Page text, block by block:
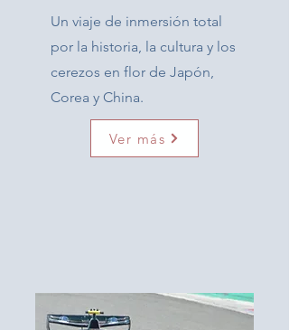
Un viaje de inmersión total
por la historia, la cultura y los
cerezos en flor de Japón,
Corea y China.
Ver más